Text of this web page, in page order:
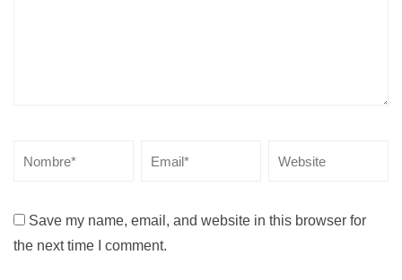
Save my name, email, and website in this browser for
the next time I comment.